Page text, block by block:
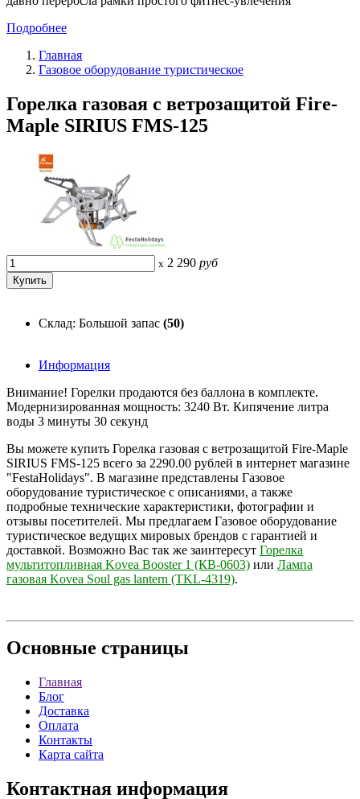
Подробнее
Главная
Газовое оборудование туристическое
Горелка газовая с ветрозащитой Fire-
Maple SIRIUS FMS-125
x 2 290 руб
Склад: Большой запас (50)
Информация
Внимание! Горелки продаются без баллона в комплекте.
Модернизированная мощность: 3240 Вт. Кипячение литра
воды 3 минуты 30 секунд
Вы можете купить Горелка газовая с ветрозащитой Fire-Maple
SIRIUS FMS-125 всего за 2290.00 рублей в интернет магазине
"FestaHolidays". В магазине представлены Газовое
оборудование туристическое с описаниями, а также
подробные технические характеристики, фотографии и
отзывы посетителей. Мы предлагаем Газовое оборудование
туристическое ведущих мировых брендов с гарантией и
доставкой. Возможно Вас так же заинтересут Горелка
мультитопливная Kovea Booster 1 (КВ-0603) или Лампа
газовая Kovea Soul gas lantern (TKL-4319).
Основные страницы
Главная
Блог
Доставка
Оплата
Контакты
Карта сайта
Контактная информация